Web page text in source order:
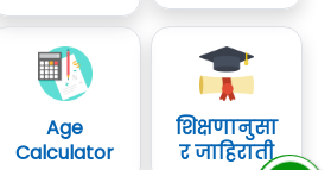
Age
Calculator
शिक्षणानुसा
र जाहिराती